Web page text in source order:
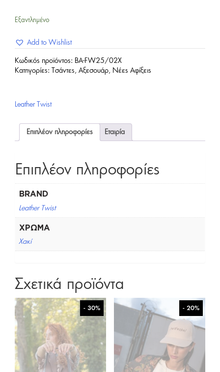
Εξαντλημένο
Add to Wishlist
Κωδικός προϊόντος: BA-FW25/02X
Κατηγορίες:
Tσάντες , Αξεσουάρ, Νέες Αφίξεις
Leather Twist
Επιπλέον πληροφορίες Εταιρία
Επιπλέον πληροφορίες
BRAND
Leather Twist
ΧΡΏΜΑ
Χακί
Σχετικά προϊόντα
- 30% - 20%